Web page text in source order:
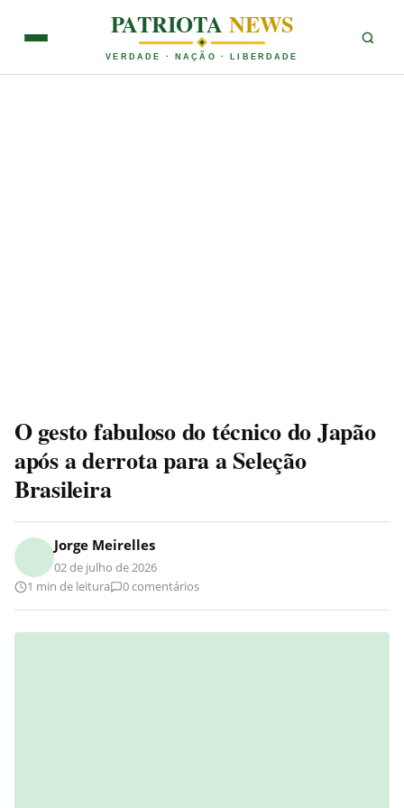
PATRIOTANEWS
VERDADE · NAÇÃO · LIBERDADE
O gesto fabuloso do técnico do Japão
após a derrota para a Seleção
Brasileira
Jorge Meirelles
02 de julho de 2026
1 min de leitura
0 comentários